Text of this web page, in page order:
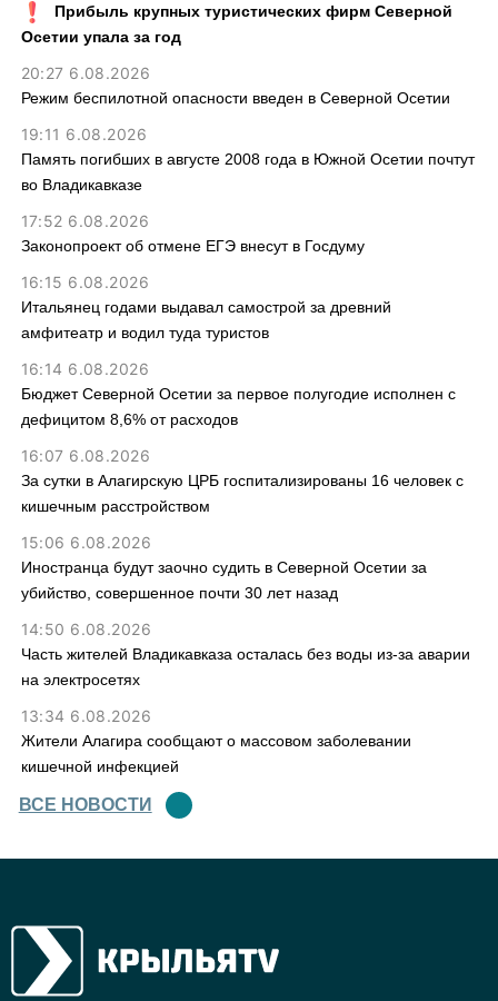
Прибыль крупных туристических фирм Северной
Осетии упала за год
20:27 6.08.2026
Режим беспилотной опасности введен в Северной Осетии
19:11 6.08.2026
Память погибших в августе 2008 года в Южной Осетии почтут
во Владикавказе
17:52 6.08.2026
Законопроект об отмене ЕГЭ внесут в Госдуму
16:15 6.08.2026
Итальянец годами выдавал самострой за древний
амфитеатр и водил туда туристов
16:14 6.08.2026
Бюджет Северной Осетии за первое полугодие исполнен с
дефицитом 8,6% от расходов
16:07 6.08.2026
За сутки в Алагирскую ЦРБ госпитализированы 16 человек с
кишечным расстройством
15:06 6.08.2026
Иностранца будут заочно судить в Северной Осетии за
убийство, совершенное почти 30 лет назад
14:50 6.08.2026
Часть жителей Владикавказа осталась без воды из-за аварии
на электросетях
13:34 6.08.2026
Жители Алагира сообщают о массовом заболевании
кишечной инфекцией
ВСЕ НОВОСТИ